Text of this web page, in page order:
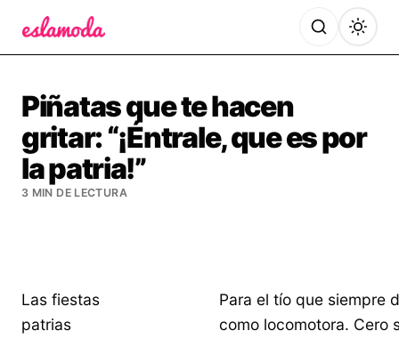
Piñatas que te hacen
gritar: “¡Éntrale, que es por
la patria!”
3 MIN DE LECTURA
Las fiestas
patrias
Para el tío que siempre
como locomotora. Cero